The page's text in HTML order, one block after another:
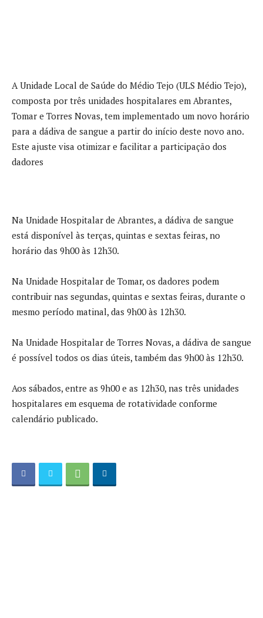
A Unidade Local de Saúde do Médio Tejo (ULS Médio Tejo),
composta por três unidades hospitalares em Abrantes,
Tomar e Torres Novas, tem implementado um novo horário
para a dádiva de sangue a partir do início deste novo ano.
Este ajuste visa otimizar e facilitar a participação dos
dadores
Na Unidade Hospitalar de Abrantes, a dádiva de sangue
está disponível às terças, quintas e sextas feiras, no
horário das 9h00 às 12h30.
Na Unidade Hospitalar de Tomar, os dadores podem
contribuir nas segundas, quintas e sextas feiras, durante o
mesmo período matinal, das 9h00 às 12h30.
Na Unidade Hospitalar de Torres Novas, a dádiva de sangue
é possível todos os dias úteis, também das 9h00 às 12h30.
Aos sábados, entre as 9h00 e as 12h30, nas três unidades
hospitalares em esquema de rotatividade conforme
calendário publicado.